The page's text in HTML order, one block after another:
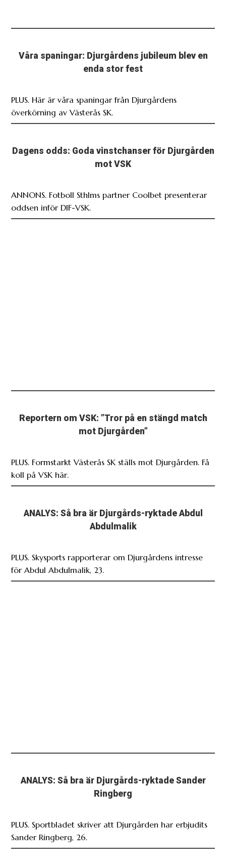
Våra spaningar: Djurgårdens jubileum blev en
enda stor fest
PLUS. Här är våra spaningar från Djurgårdens
överkörning av Västerås SK.
Dagens odds: Goda vinstchanser för Djurgården
mot VSK
ANNONS. Fotboll Sthlms partner Coolbet presenterar
oddsen inför DIF-VSK.
Reportern om VSK: ”Tror på en stängd match
mot Djurgården”
PLUS. Formstarkt Västerås SK ställs mot Djurgården. Få
koll på VSK här.
ANALYS: Så bra är Djurgårds-ryktade Abdul
Abdulmalik
PLUS. Skysports rapporterar om Djurgårdens intresse
för Abdul Abdulmalik, 23.
ANALYS: Så bra är Djurgårds-ryktade Sander
Ringberg
PLUS. Sportbladet skriver att Djurgården har erbjudits
Sander Ringberg, 26.